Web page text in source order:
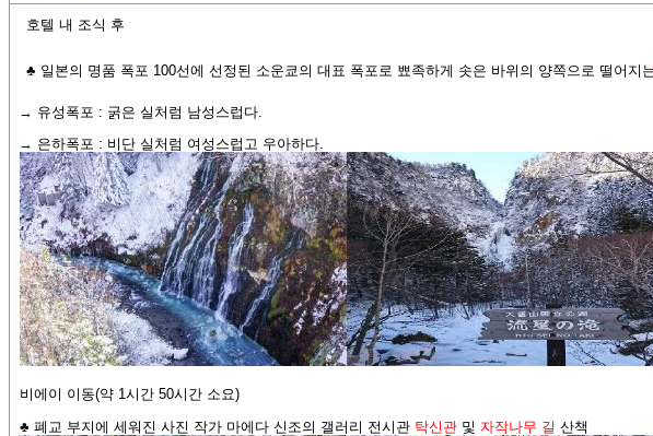
호텔 내 조식 후
♣ 일본의 명품 폭포 100선에 선정된 소운쿄의 대표 폭포로 뾰족하게 솟은 바위의 양쪽으로 떨어지
→ 유성폭포 : 굵은 실처럼 남성스럽다.
→ 은하폭포 : 비단 실처럼 여성스럽고 우아하다.
비에이 이동(약 1시간 50시간 소요)
♣ 폐교 부지에 세워진 사진 작가 마에다 신조의 갤러리 전시관 탁신관 및자작나무 길 산책